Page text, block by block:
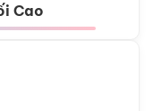
Cao